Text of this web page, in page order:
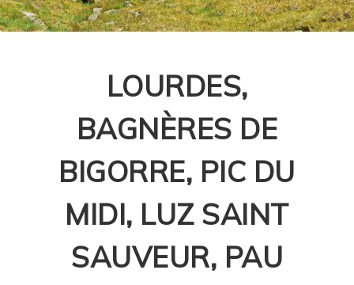
LOURDES,
BAGNÈRES DE
BIGORRE, PIC DU
MIDI, LUZ SAINT
SAUVEUR, PAU